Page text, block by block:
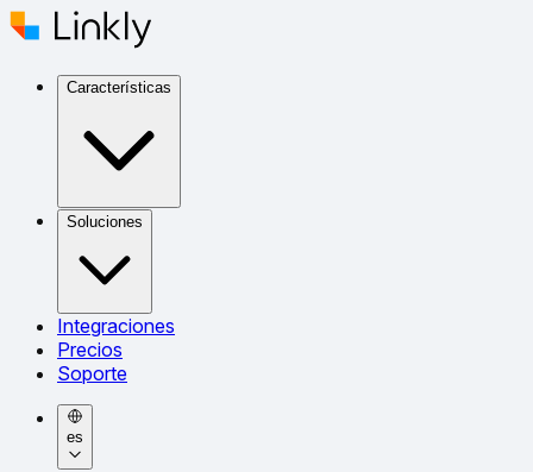
Características
Soluciones
Integraciones
Precios
Soporte
es